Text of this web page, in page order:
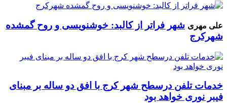
علی مهری شهر فراتر از کالبد: خوشنویسی و روح گمشده
شهرکرج
خدمات تلفن درسطح شهر کرج با افق دو ساله بر مبنای
فیبر نوری خواهد بود